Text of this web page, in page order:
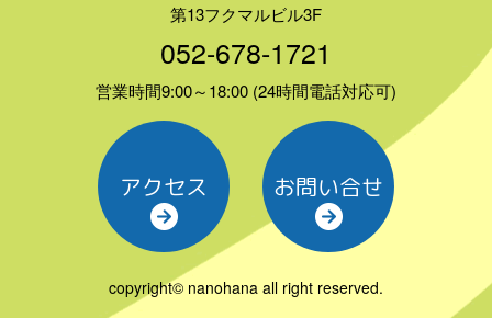
第13フクマルビル3F
052-678-1721
営業時間9:00～18:00 (24時間電話対応可)
アクセス お問い合せ
copyright© nanohana all right reserved.